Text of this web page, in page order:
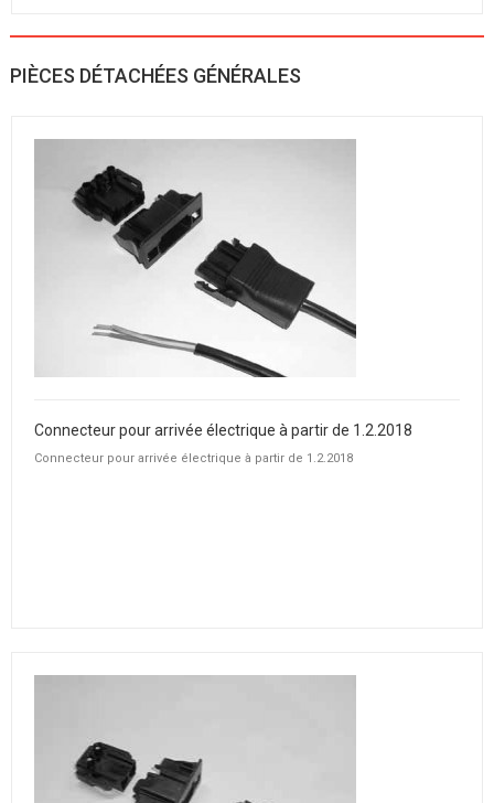
PIÈCES DÉTACHÉES GÉNÉRALES
Connecteur pour arrivée électrique à partir de 1.2.2018
Connecteur pour arrivée électrique à partir de 1.2.2018